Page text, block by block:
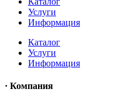
Услуги
Информация
Каталог
Услуги
Информация
· Компания